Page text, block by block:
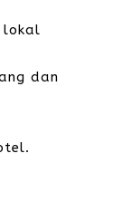
lokal
dan